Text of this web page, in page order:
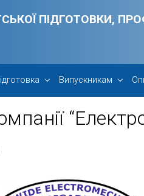
ПІДГОТОВКИ,
Випускникам